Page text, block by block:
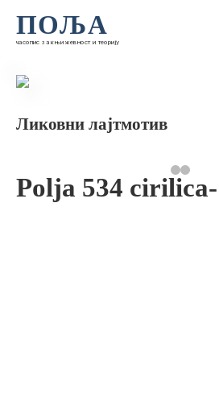
ПОЉА
часопис за књижевност и теорију
Ликовни лајтмотив
Polja 534